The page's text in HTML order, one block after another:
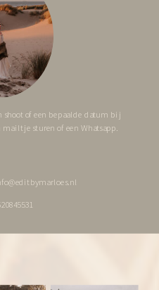
of een bepaalde datum bij
sturen of een Whatsapp.